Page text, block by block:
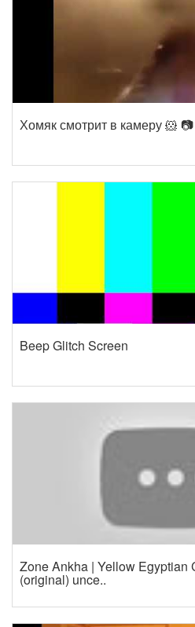
Хомяк смотрит в камеру 🐹 📷
Beep Glitch Screen
Zone Ankha | Yellow Egyptian
(original) unce..